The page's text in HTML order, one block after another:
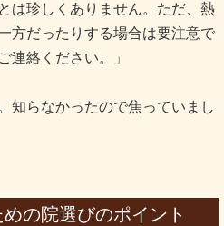
は珍しくありません。ただ、熱
方だったりする場合は要注意で
連絡ください。」
知らなかったので焦っていまし
の院選びのポイント